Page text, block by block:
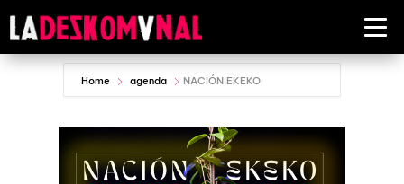
Home agenda NACIÓN EKEKO